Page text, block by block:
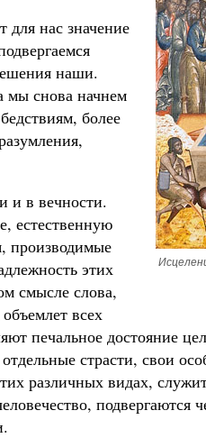
для нас значение
наши.
мы снова начнем
более
и в вечности.
естественную
производимые
этих
смысле слова,
всех
печальное достояние
страсти, свои
различных видах,
подвергаются